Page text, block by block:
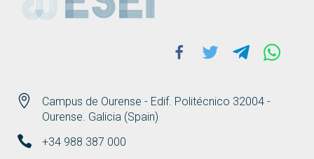
Campus de Ourense - Edif. Politécnico 32004 -
Ourense. Galicia (Spain)
+34 988 387 000
Facebook
Twitter Telegram